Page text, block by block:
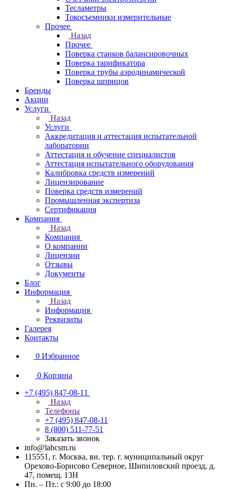
Тесламетры
Токосъемники измерительные
Прочее
Назад
Прочее
Поверка станков балансировочных
Поверка тарификатора
Поверка трубы аэродинамической
Поверка шприцов
Бренды
Акции
Услуги
Назад
Услуги
Аккредитация и аттестация испытательной
лаборатории
Аттестация и обучение специалистов
Аттестация испытательного оборудования
Калибровка средств измерений
Лицензирование
Поверка средств измерений
Промышленная экспертиза
Сертификация
Компания
Назад
Компания
О компании
Лицензии
Отзывы
Документы
Блог
Информация
Назад
Информация
Реквизиты
Галерея
Контакты
0 Избранное
0 Корзина
+7 (495) 847-08-11
Назад
Телефоны
+7 (495) 847-08-11
8 (800) 511-77-51
Заказать звонок
info@labcsm.ru
115551, г. Москва, вн. тер. г. муниципальный округ
Орехово-Борисово Северное, Шипиловский проезд, д.
47, помещ. 13Н
Пн. – Пт.: с 9:00 до 18:00